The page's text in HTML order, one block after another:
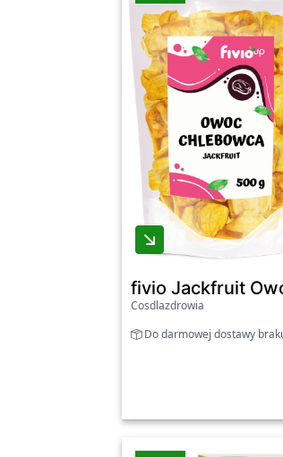
fivio Jackfruit
Cosdlazdrowia
Do darmowej dostawy